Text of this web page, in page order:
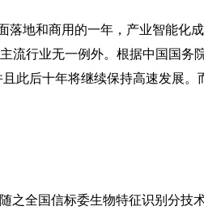
地和商用的一年，产业智能化
流行业无一例外。根据中国国务
此后十年将继续保持高速发展。
全国信标委生物特征识别分技